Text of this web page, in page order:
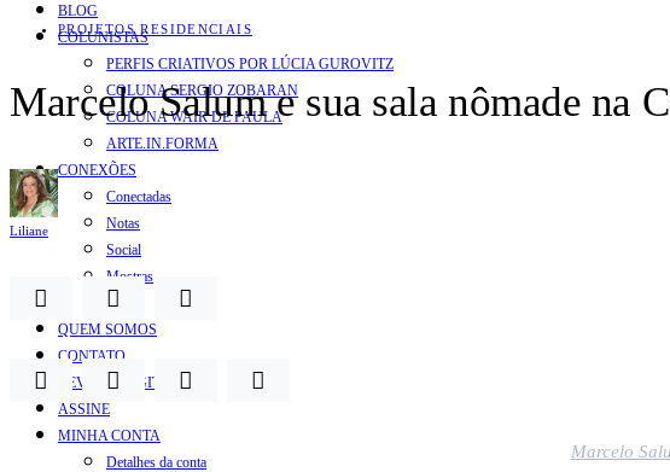
BLOG
COLUNISTAS
PERFIS CRIATIVOS POR LÚCIA GUROVITZ
COLUNA SERGIO ZOBARAN
COLUNA WAIR DE PAULA
ARTE.IN.FORMA
CONEXÕES
Conectadas
Notas
Social
Mostras
Arte
QUEM SOMOS
CONTATO
REVISTA DIGITAL
ASSINE
MINHA CONTA
Detalhes da conta
PROJETOS RESIDENCIAIS
Marcelo Salum e sua sala nômade na
Liliane
Marcelo